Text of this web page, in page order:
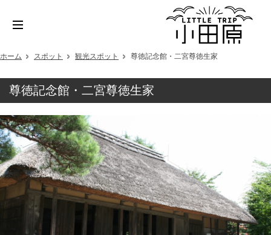
ホーム スポット 観光スポット 尊徳記念館・二宮尊徳生家
尊徳記念館・二宮尊徳生家